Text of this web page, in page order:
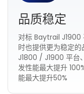
品质稳定
对标 Baytrail J1900
时也提供更为稳定
J1800 / J1900 平台
发性能最大提升
能最大提升50%